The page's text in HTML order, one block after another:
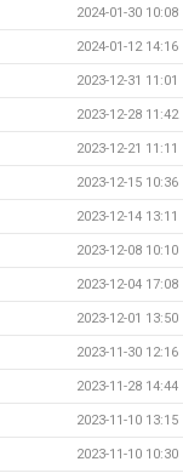
2024-01-30 10:08
2024-01-12 14:16
2023-12-31 11:01
2023-12-28 11:42
2023-12-21 11:11
2023-12-15 10:36
2023-12-14 13:11
2023-12-08 10:10
2023-12-04 17:08
2023-12-01 13:50
2023-11-30 12:16
2023-11-28 14:44
2023-11-10 13:15
2023-11-10 10:30